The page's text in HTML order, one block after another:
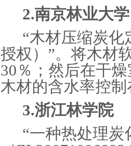
2.南京林业大学
“木材压缩炭化
授权）”。将木材
30％；然后在干
木材的含水率控
3.浙江林学院
“一种热处理